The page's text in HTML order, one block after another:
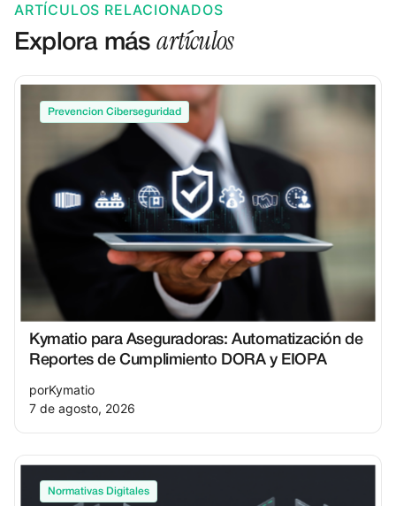
ARTÍCULOS RELACIONADOS
Explora másartículos
Prevencion Ciberseguridad
Kymatio para Aseguradoras: Automatización de
Reportes de Cumplimiento DORA y EIOPA
porKymatio
7 de agosto, 2026
Normativas Digitales